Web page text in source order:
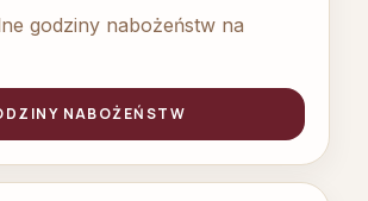
godziny nabożeństw na
NABOŻEŃSTW